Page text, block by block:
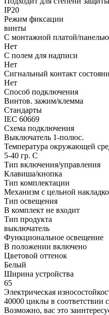
IP20
Режим фиксации
винты
С монтажной платой/панелью
Нет
С полем для надписи
Нет
Сигнальный контакт
Нет
Способ подключения
Винтов. зажим/клемма
Стандарты
IEC 60669
Схема подключения
Выключатель 1-полюс.
Температура окружающей
5-40 гр. C
Тип включения/управления
Клавиша/кнопка
Тип комплектации
Механизм с цельной
Тип освещения
В комплект не входит
Тип продукта
выключатель
Функциональное освещение
В положении включено
Цветовой оттенок
Белый
Ширина устройства
65
Электрическая
40000 циклы в соответствии
Возможно, вас это